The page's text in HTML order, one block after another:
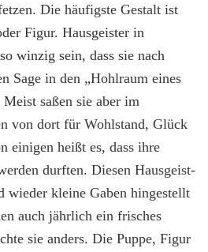
Die häufigste Gestalt ist
Figur. Hausgeister in
winzig sein, dass sie nach
Sage in den „Hohlraum eines
saßen sie aber im
von dort für Wohlstand, Glück
einigen heißt es, dass ihre
durften. Diesen Hausgeist-
wieder kleine Gaben hingestellt
auch jährlich ein frisches
sie anders. Die Puppe, Figur